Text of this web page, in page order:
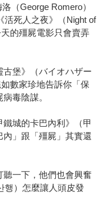
（George Romero）
活死人之夜》（Night of
的殭屍電影只會賣弄
堡》（バイオハザー
數家珍地告訴你「保
毒陰謀。
城的卡巴內利》（甲
」跟「殭屍」其實還
一下，他們也會興奮
행）怎麼讓人頭皮發